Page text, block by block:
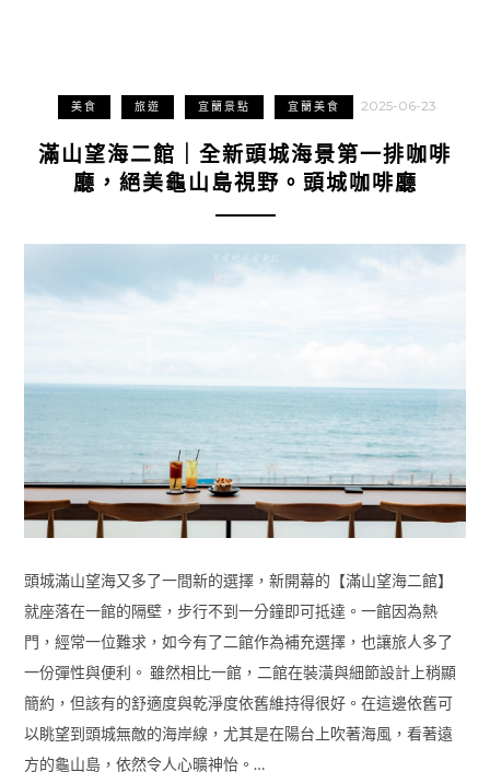
美食 旅遊 宜蘭景點 宜蘭美食 2025-06-23
滿山望海二館｜全新頭城海景第一排咖啡
廳，絕美龜山島視野。頭城咖啡廳
頭城滿山望海又多了一間新的選擇，新開幕的【滿山望海二館】
就座落在一館的隔壁，步行不到一分鐘即可抵達。一館因為熱
門，經常一位難求，如今有了二館作為補充選擇，也讓旅人多了
一份彈性與便利。 雖然相比一館，二館在裝潢與細節設計上稍顯
簡約，但該有的舒適度與乾淨度依舊維持得很好。在這邊依舊可
以眺望到頭城無敵的海岸線，尤其是在陽台上吹著海風，看著遠
方的龜山島，依然令人心曠神怡。…